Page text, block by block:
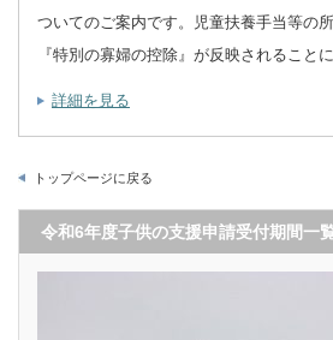
ついてのご案内です。児童扶養手当等の
『特別の寡婦の控除』が反映されること
詳細を見る
トップページに戻る
令和6年度子供の支援申請受付期間一